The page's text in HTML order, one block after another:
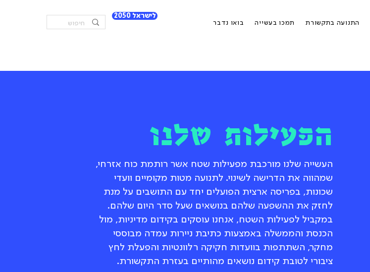
לישראל 2050
התנועה בתקשורת תמכו בעשייה בואו נדבר
הפעילות שלנו
העשייה שלנו מורכבת מפעילות שטח אשר רותמת כוח אזרחי,
שמהווה את הדרישה לשינוי. לתנועה מטות מקומיים וועדי
שכונות, בפריסה ארצית הפועלים יחד עם התושבים על מנת
לחזק את ההשפעה שלהם בנושאים שעל סדר היום שלהם.
במקביל לפעילות השטח, אנחנו עוסקים בקידום מדיניות, מול
הכנסת והממשלה באמצעות כתיבת ניירות עמדה מבוססי
מחקר, השתתפות בוועדות חקיקה רלוונטיות והפעלת לחץ
ציבורי לטובת קידום נושאים מהותיים בעזרת התקשורת.